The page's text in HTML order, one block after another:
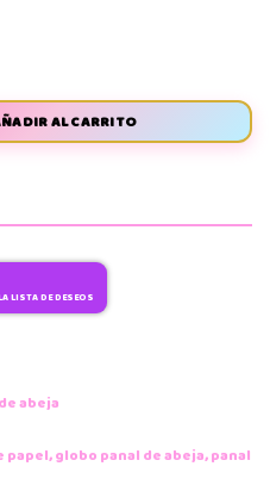
AL CARRITO
LISTA DE DESEOS
abeja
papel,globo panal de abeja,panal